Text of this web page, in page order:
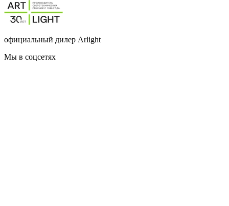
официальный дилер Arlight
Мы в соцсетях